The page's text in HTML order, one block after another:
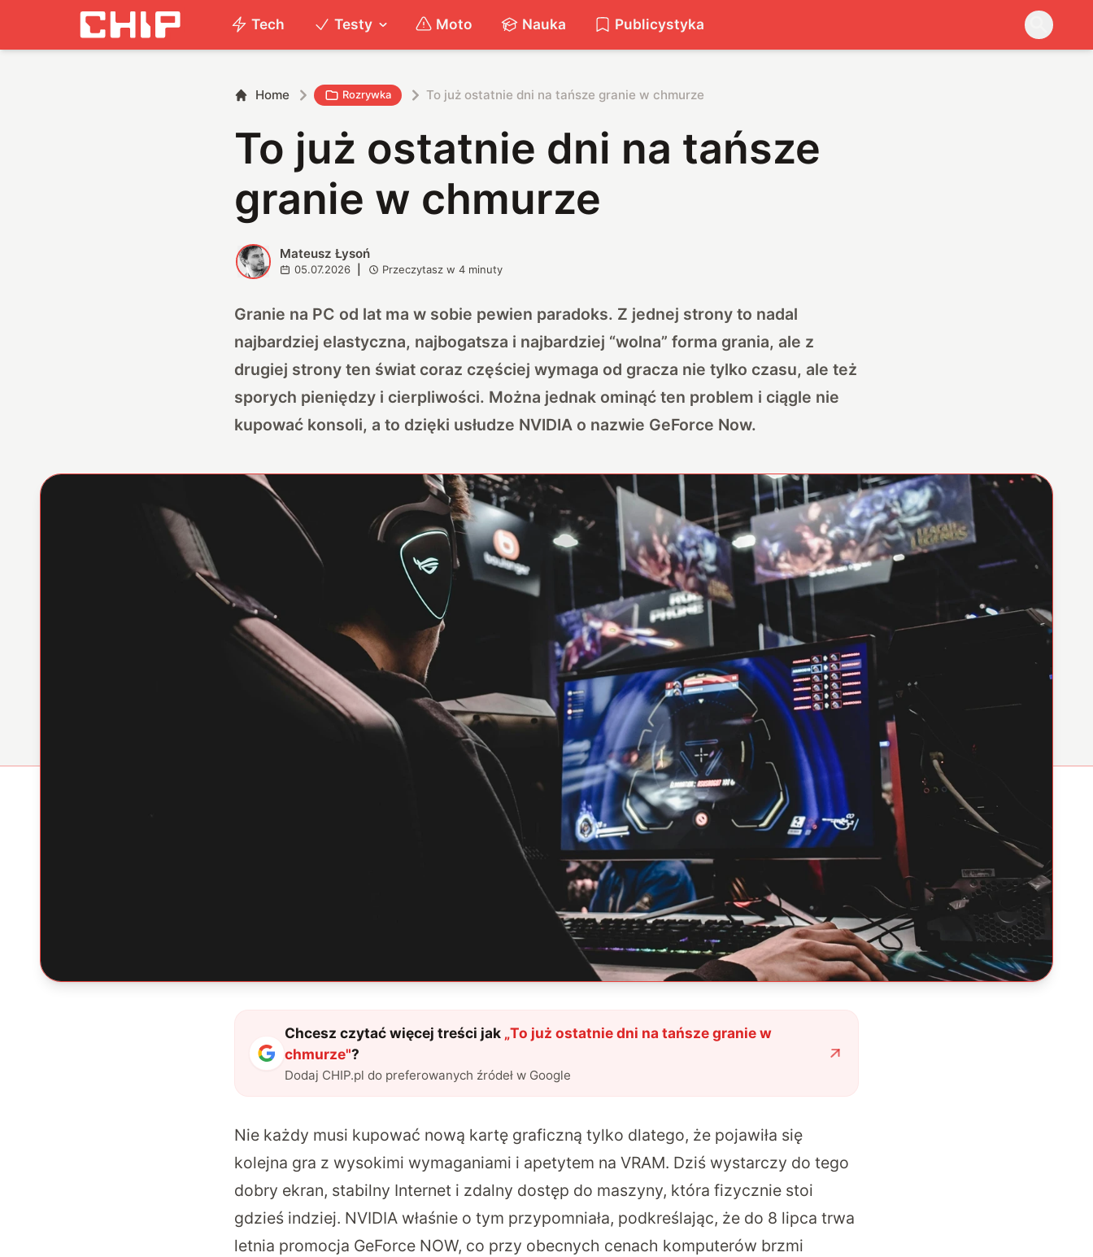
Tech Testy Moto Nauka Publicystyka
Home Rozrywka To już ostatnie dni na tańsze granie w chmurze
To już ostatnie dni na tańsze
granie w chmurze
M Mateusz Łysoń
05.07.2026 Przeczytasz w4 minuty
Granie na PC od lat ma w sobie pewien paradoks. Z jednej strony to nadal
najbardziej elastyczna, najbogatsza i najbardziej “wolna” forma grania, ale z
drugiej strony ten świat coraz częściej wymaga od gracza nie tylko czasu, ale też
sporych pieniędzy i cierpliwości. Można jednak ominąć ten problem i ciągle nie
kupować konsoli, a to dzięki usłudze NVIDIA o nazwie GeForce Now.
Chcesz czytać więcej treści jak „To już ostatnie dni na tańsze granie w
chmurze"?
Dodaj CHIP.pl do preferowanych źródeł w Google
Nie każdy musi kupować nową kartę graficzną tylko dlatego, że pojawiła się
kolejna gra z wysokimi wymaganiami i apetytem na VRAM. Dziś wystarczy do tego
dobry ekran, stabilny Internet i zdalny dostęp do maszyny, która fizycznie stoi
gdzieś indziej. NVIDIA właśnie o tym przypomniała, podkreślając, że do 8 lipca trwa
letnia promocja GeForce NOW, co przy obecnych cenach komputerów brzmi